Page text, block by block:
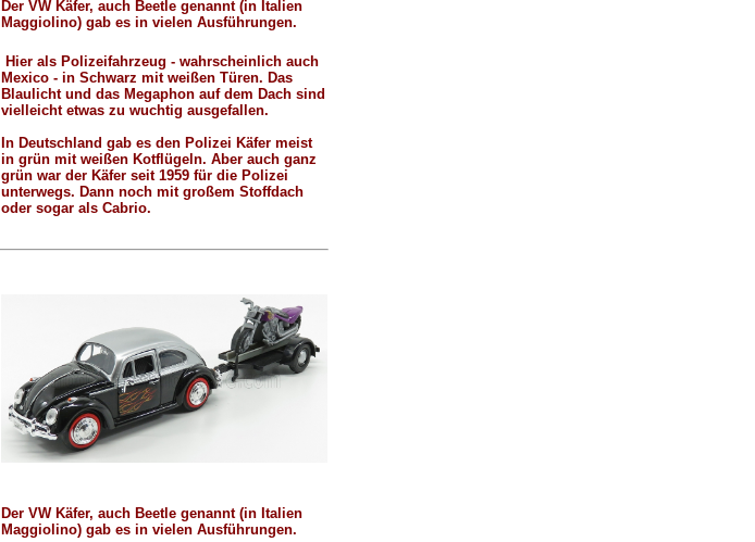
Der VW Käfer, auch Beetle genannt (in Italien
Maggiolino) gab es in vielen Ausführungen.
Hier als Polizeifahrzeug - wahrscheinlich auch
Mexico - in Schwarz mit weißen Türen. Das
Blaulicht und das Megaphon auf dem Dach sind
vielleicht etwas zu wuchtig ausgefallen.
In Deutschland gab es den Polizei Käfer meist
in grün mit weißen Kotflügeln. Aber auch ganz
grün war der Käfer seit 1959 für die Polizei
unterwegs. Dann noch mit großem Stoffdach
oder sogar als Cabrio.
Der VW Käfer, auch Beetle genannt (in Italien
Maggiolino) gab es in vielen Ausführungen.